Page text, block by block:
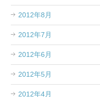
2012年8月
2012年7月
2012年6月
2012年5月
2012年4月